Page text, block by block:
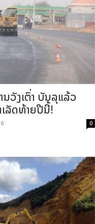
ນວັງເຕົ່າ ບັນລຸແລ້ວ
ເລັດທ້າຍປີນີ້!
0